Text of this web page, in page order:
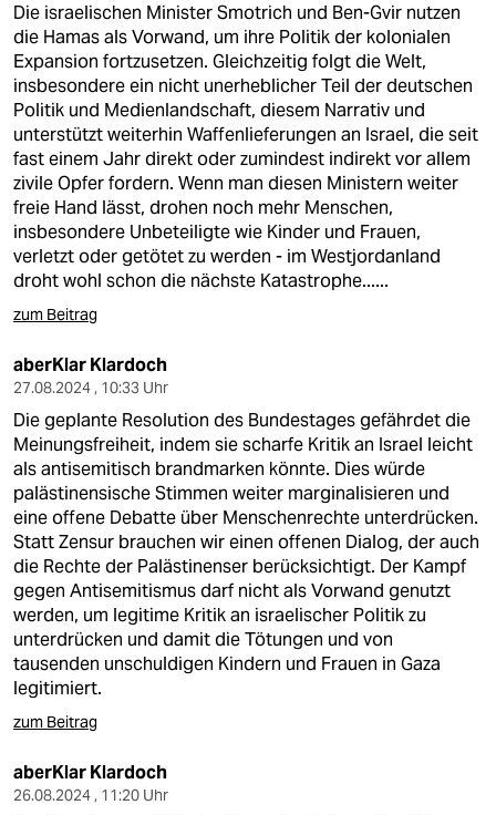
Die israelischen Minister Smotrich und Ben-Gvir nutzen
die Hamas als Vorwand, um ihre Politik der kolonialen
Expansion fortzusetzen. Gleichzeitig folgt die Welt,
insbesondere ein nicht unerheblicher Teil der deutschen
Politik und Medienlandschaft, diesem Narrativ und
unterstützt weiterhin Waffenlieferungen an Israel, die seit
fast einem Jahr direkt oder zumindest indirekt vor allem
zivile Opfer fordern. Wenn man diesen Ministern weiter
freie Hand lässt, drohen noch mehr Menschen,
insbesondere Unbeteiligte wie Kinder und Frauen,
verletzt oder getötet zu werden - im Westjordanland
droht wohl schon die nächste Katastrophe......
zum Beitrag
aberKlar Klardoch
27.08.2024 , 10:33 Uhr
Die geplante Resolution des Bundestages gefährdet die
Meinungsfreiheit, indem sie scharfe Kritik an Israel leicht
als antisemitisch brandmarken könnte. Dies würde
palästinensische Stimmen weiter marginalisieren und
eine offene Debatte über Menschenrechte unterdrücken.
Statt Zensur brauchen wir einen offenen Dialog, der auch
die Rechte der Palästinenser berücksichtigt. Der Kampf
gegen Antisemitismus darf nicht als Vorwand genutzt
werden, um legitime Kritik an israelischer Politik zu
unterdrücken und damit die Tötungen und von
tausenden unschuldigen Kindern und Frauen in Gaza
legitimiert.
zum Beitrag
aberKlar Klardoch
26.08.2024 , 11:20 Uhr